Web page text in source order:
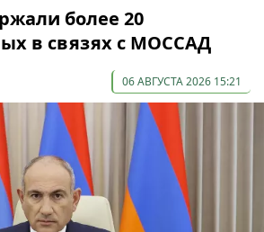
более 20
в связях с МОССАД
06 АВГУСТА 2026 15:21